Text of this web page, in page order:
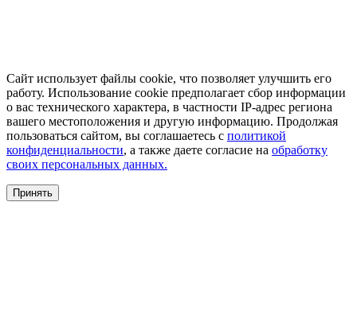
Сайт использует файлы cookie, что позволяет улучшить его
работу. Использование cookie предполагает сбор информации
о вас технического характера, в частности IP-адрес региона
вашего местоположения и другую информацию. Продолжая
пользоваться сайтом, вы соглашаетесь с политикой
конфиденциальности, а также даете согласие на обработку
своих персональных данных.
Принять